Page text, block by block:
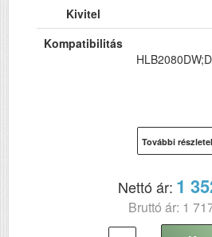
Kivitel
Kompatibilitás
További
Nettó ár: 1
Bruttó ár: 1